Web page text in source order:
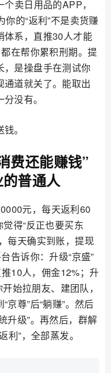
卖日用品的APP，
的“返利”不是卖货赚
体系，直推30人才能
在帮你累积刑期。提
，是操盘手在测试你
道就关了。能取出
没有。
。
费还能赚钱”
普通人
元，每天返利60
得“反正也要买东
每天确实到账，提现
告诉你：升级“京盛”
10人，佣金12%；升
始拉朋友、建团队，
京尊”后“躺赚”。然后
升级”。再然后，群解
”，全部蒸发。